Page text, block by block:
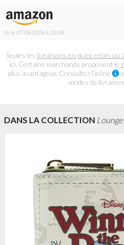
Vu le 07/08/2026 à 21h38
Seules les livraisons en point relais ou
ici. Certains marchands proposent le
plus avantageux. Consultez l'icône
modes de
DANS LA COLLECTION